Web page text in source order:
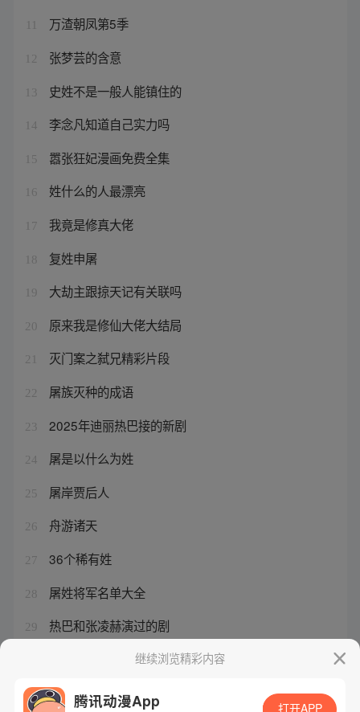
万渣朝凤第5季
12 张梦芸的含意
13 史姓不是一般人能镇住的
14 李念凡知道自己实力吗
15 嚣张狂妃漫画免费全集
16 姓什么的人最漂亮
17 我竟是修真大佬
18 复姓申屠
19 大劫主跟掠天记有关联吗
20 原来我是修仙大佬大结局
21 灭门案之弑兄精彩片段
22 屠族灭种的成语
23 2025年迪丽热巴接的新剧
24 屠是以什么为姓
25 屠岸贾后人
26 舟游诸天
27 36个稀有姓
28 屠姓将军名单大全
29 热巴和张凌赫演过的剧
继续浏览精彩内容
腾讯动漫App 打开APP